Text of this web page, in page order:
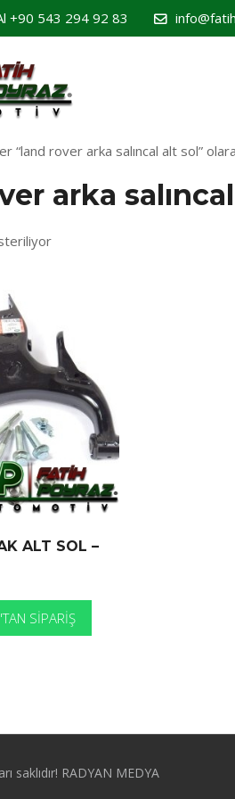
+90 543 294 92 83
“land rover arka salıncal alt sol”
arka
ALT SOL –
SIPARIŞ
saklıdır! RADYAN MEDYA